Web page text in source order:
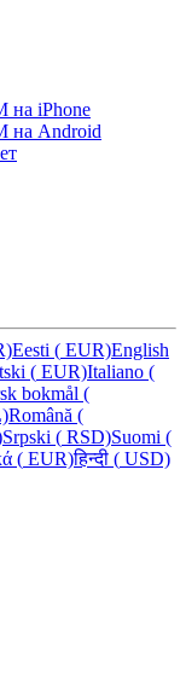
на iPhone
на Android
Eesti ( EUR)English
( EUR)Italiano (
bokmål (
Română (
Srpski ( RSD)Suomi (
( EUR)हिन्दी ( USD)